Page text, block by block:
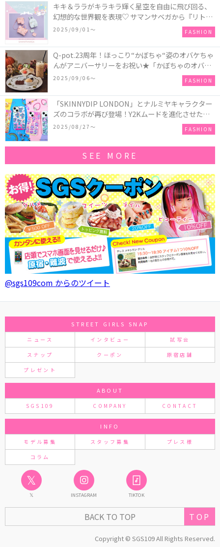
キキ＆ララがキラキラ輝く星空を自由に飛び回る、
幻想的な世界観を表現♡ サマンサベガから『リトル
ツインスターズ』50周年アニバーサリーイヤー』を
2025/09/01〜 FASHION
Q-pot.23周年！ほっこり“かぼちゃ“姿のオバケちゃ
んがアニバーサリーをお祝い★「かぼちゃのオバケ
ーキアクセサリー」が新発売！Q-pot CAFE.では
「かぼちゃのオバケーキプレート」も登場
2025/09/06〜 FASHION
「SKINNYDIP LONDON」とナルミヤキャラクター
ズのコラボが再び登場！Y2Kムードを進化させた新
作コレクションを発売♪
2025/08/27〜 FASHION
SEE MORE
@sgs109com からのツイート
STREET GIRLS SNAP
ニュース インタビュー 試写会
スナップ クーポン 原宿店舗
プレゼント
ABOUT
SGS109 COMPANY CONTACT
INFO
モデル募集 スタッフ募集 プレス様
コラム
𝕏
𝕏 INSTAGRAM TIKTOK
BACK TO TOP
Copyright © SGS109 All Rights Reserved.
TOP